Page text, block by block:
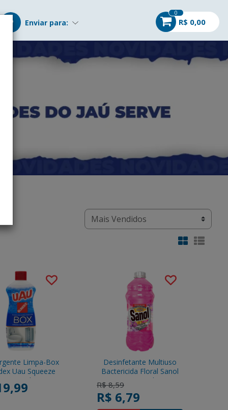
Enviar para:
0
R$ 0,00
Limpa-Box
Uau Squeeze
200ml
Desinfetante Multiuso
Bactericida Floral Sanol
Frasco 2l
Price reduced from
R$ 8,59to
R$ 6,79